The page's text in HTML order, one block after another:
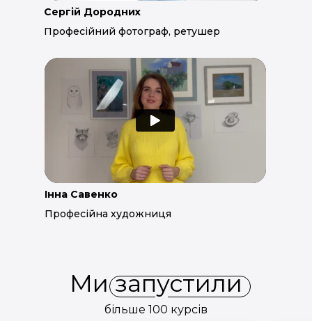
Сергій Дородних
Професійний фотограф, ретушер
Інна Савенко
Професійна художниця
Ми запустили
більше 100 курсів